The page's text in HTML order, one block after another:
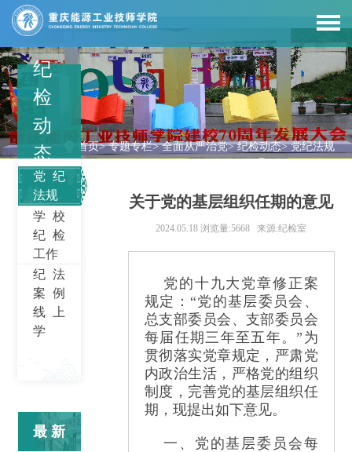
首页>专题专栏>全面从严治党>纪检动态>党纪法规
纪
检
动
态
党纪
法规
学校
纪检
工作
纪法
案例
线上
学
最新
关于党的基层组织任期的意见
2024.05.18 浏览量:5668 来源:纪检室
党的十九大党章修正案
规定： “党的基层委员会、
总支部委员会、支部委员会
每届任期三年至五年。” 为
贯彻落实党章规定，严肃党
内政治生活，严格党的组织
制度，完善党的基层组织任
期，现提出如下意见。
一、党的基层委员会每